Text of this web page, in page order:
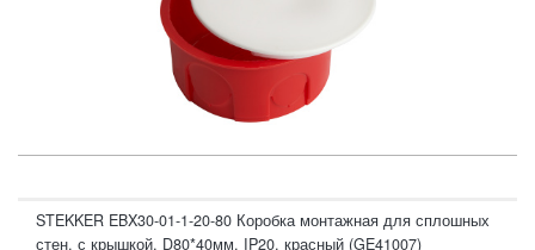
STEKKER EBX30-01-1-20-80 Коробка монтажная для сплошных
стен, с крышкой, D80*40мм, IP20, красный (GE41007)